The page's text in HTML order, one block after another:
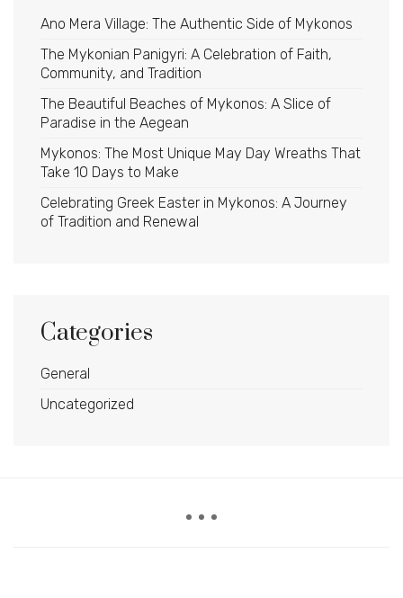
Ano Mera Village: The Authentic Side of Mykonos
The Mykonian Panigyri: A Celebration of Faith,
Community, and Tradition
The Beautiful Beaches of Mykonos: A Slice of
Paradise in the Aegean
Mykonos: The Most Unique May Day Wreaths That
Take 10 Days to Make
Celebrating Greek Easter in Mykonos: A Journey
of Tradition and Renewal
Categories
General
Uncategorized